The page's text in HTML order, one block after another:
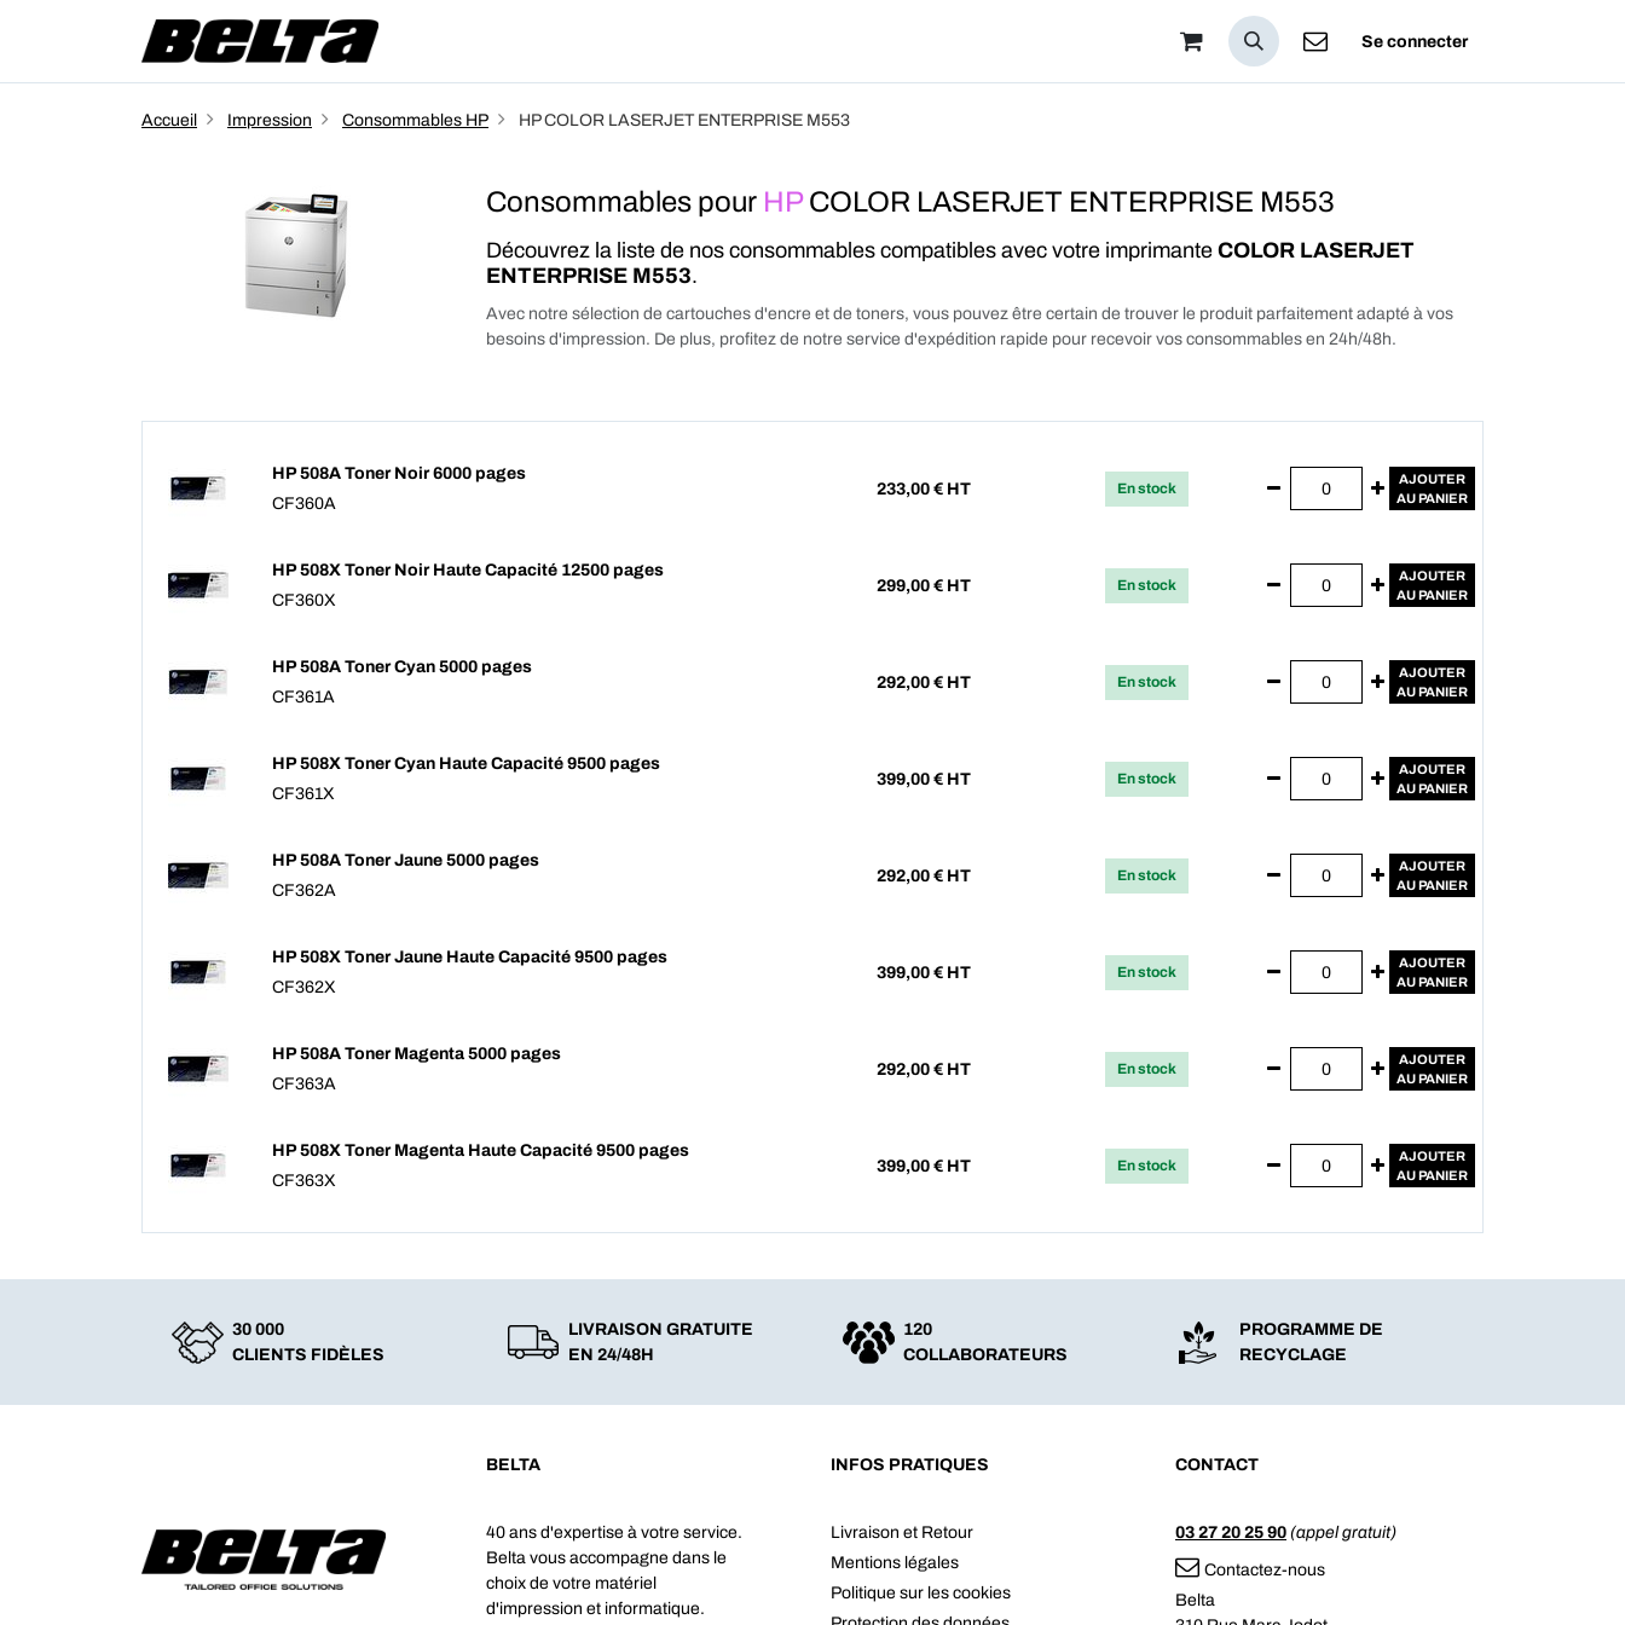
Se connecter
Accueil Impression Consommables HP HP COLOR LASERJET ENTERPRISE M553
Consommables pour HPCOLOR LASERJET ENTERPRISE M553
Découvrez la liste de nos consommables compatibles avec votre imprimante COLOR LASERJET
ENTERPRISE M553.
Avec notre sélection de cartouches d'encre et de toners, vous pouvez être certain de trouver le produit parfaitement adapté à vos
besoins d'impression. De plus, profitez de notre service d'expédition rapide pour recevoir vos consommables en 24h/48h.
HP 508A Toner Noir 6000 pages
CF360A
233,00 € HT En stock
AJOUTER
AU PANIER
HP 508X Toner Noir Haute Capacité 12500 pages
CF360X
299,00 € HT En stock
AJOUTER
AU PANIER
HP 508A Toner Cyan 5000 pages
CF361A
292,00 € HT En stock
AJOUTER
AU PANIER
HP 508X Toner Cyan Haute Capacité 9500 pages
CF361X
399,00 € HT En stock
AJOUTER
AU PANIER
HP 508A Toner Jaune 5000 pages
CF362A
292,00 € HT En stock
AJOUTER
AU PANIER
HP 508X Toner Jaune Haute Capacité 9500 pages
CF362X
399,00 € HT En stock
AJOUTER
AU PANIER
HP 508A Toner Magenta 5000 pages
CF363A
292,00 € HT En stock
AJOUTER
AU PANIER
HP 508X Toner Magenta Haute Capacité 9500 pages
CF363X
399,00 € HT En stock
AJOUTER
AU PANIER
30 000
CLIENTS FIDÈLES
LIVRAISON GRATUITE
EN 24/48H
120
COLLABORATEURS
PROGRAMME DE
RECYCLAGE
BELTA
40 ans d'expertise à votre service.
Belta vous accompagne dans le
choix de votre matériel
d'impression et informatique.
INFOS PRATIQUES
Livraison et Retour
Mentions légales
Politique sur les cookies
CONTACT
03 27 20 25 90 (appel gratuit)
Contactez-nous
Belta